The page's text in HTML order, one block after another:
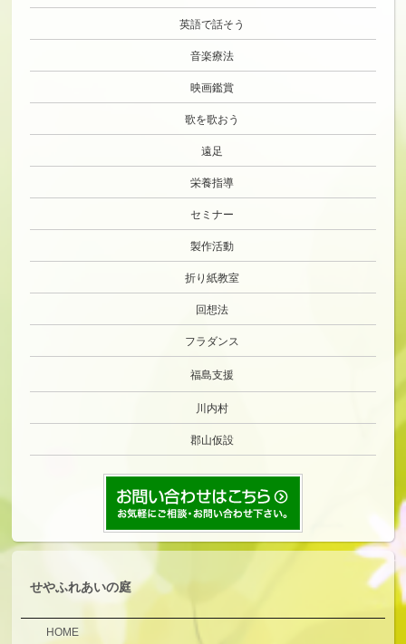
英語で話そう
音楽療法
映画鑑賞
歌を歌おう
遠足
栄養指導
セミナー
製作活動
折り紙教室
回想法
フラダンス
福島支援
川内村
郡山仮設
せやふれあいの庭
HOME